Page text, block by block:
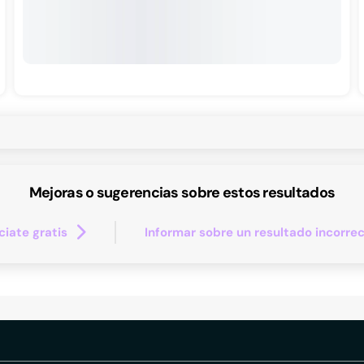
Mejoras o sugerencias sobre estos resultados
gratis Informar sobre un resultado